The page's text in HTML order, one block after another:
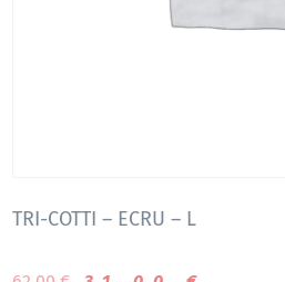
TRI-COTTI – ECRU – L